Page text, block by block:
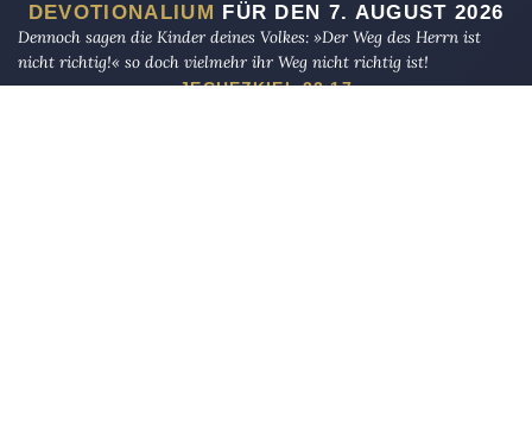
DEVOTIONALIUM FÜR DEN 7. AUGUST 2026
Dennoch sagen die Kinder deines Volkes: »Der Weg des Herrn ist
nicht richtig!« so doch vielmehr ihr Weg nicht richtig ist!
JECHEZKIEL 33,17